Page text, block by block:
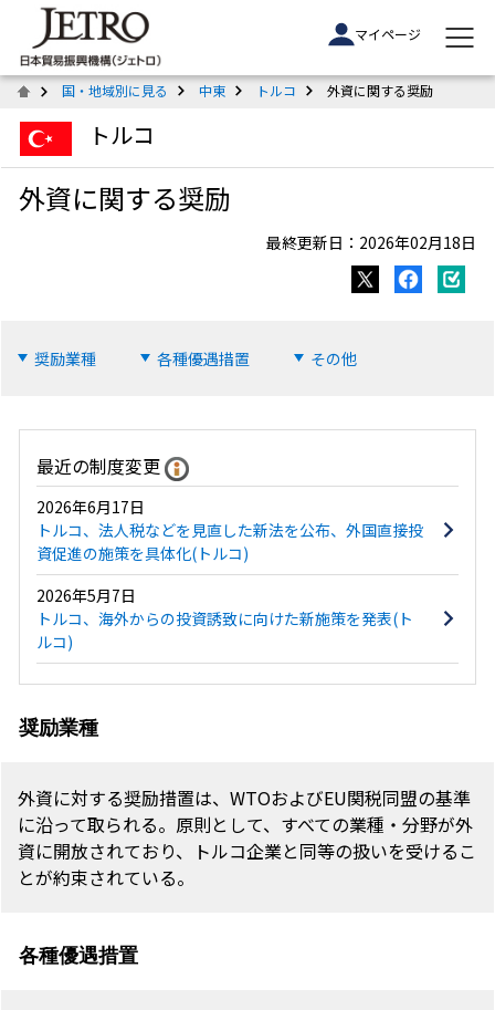
マイページ
国・地域別に見る 中東 トルコ 外資に関する奨励
トルコ
外資に関する奨励
最終更新日：2026年02月18日
奨励業種 各種優遇措置 その他
最近の制度変更
2026年6月17日
トルコ、法人税などを見直した新法を公布、外国直接投
資促進の施策を具体化(トルコ)
2026年5月7日
トルコ、海外からの投資誘致に向けた新施策を発表(ト
ルコ)
奨励業種
外資に対する奨励措置は、WTOおよびEU関税同盟の基準
に沿って取られる。原則として、すべての業種・分野が外
資に開放されており、トルコ企業と同等の扱いを受けるこ
とが約束されている。
各種優遇措置